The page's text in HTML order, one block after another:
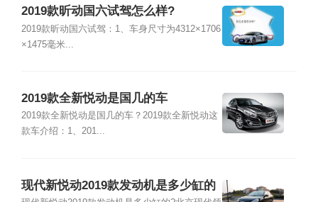
2019款昕动国六试驾怎么样?
2019款昕动国六试驾：1、车身尺寸为4312×1706
×1475毫米...
2019款全新悦动是国几的车
2019款全新悦动是国几的车？2019款全新悦动这
款车介绍：1、201...
现代新悦动2019款发动机是多少缸的